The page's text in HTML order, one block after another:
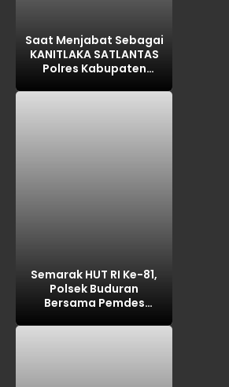
Saat Menjabat Sebagai
KANITLAKA SATLANTAS
Polres Kabupaten
REKAYASA BAP
Semarak HUT RI Ke-81,
Polsek Buduran
Bersama Pemdes